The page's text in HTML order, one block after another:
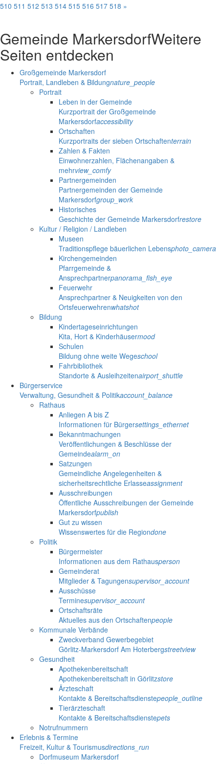
510 511 512 513 514 515 516 517 518 »
Gemeinde MarkersdorfWeitere
Seiten entdecken
Großgemeinde Markersdorf
Portrait, Landleben & Bildungnature_people
Portrait
Leben in der Gemeinde
Kurzportrait der Großgemeinde
Markersdorfaccessibility
Ortschaften
Kurzportraits der sieben Ortschaftenterrain
Zahlen & Fakten
Einwohnerzahlen, Flächenangaben &
mehrview_comfy
Partnergemeinden
Partnergemeinden der Gemeinde
Markersdorfgroup_work
Historisches
Geschichte der Gemeinde Markersdorfrestore
Kultur / Religion / Landleben
Museen
Traditionspflege bäuerlichen Lebensphoto_camera
Kirchengemeinden
Pfarrgemeinde &
Ansprechpartnerpanorama_fish_eye
Feuerwehr
Ansprechpartner & Neuigkeiten von den
Ortsfeuerwehrenwhatshot
Bildung
Kindertageseinrichtungen
Kita, Hort & Kinderhäusermood
Schulen
Bildung ohne weite Wegeschool
Fahrbibliothek
Standorte & Ausleihzeitenairport_shuttle
Bürgerservice
Verwaltung, Gesundheit & Politikaccount_balance
Rathaus
Anliegen A bis Z
Informationen für Bürgersettings_ethernet
Bekanntmachungen
Veröffentlichungen & Beschlüsse der
Gemeindealarm_on
Satzungen
Gemeindliche Angelegenheiten &
sicherheitsrechtliche Erlasseassignment
Ausschreibungen
Öffentliche Ausschreibungen der Gemeinde
Markersdorfpublish
Gut zu wissen
Wissenswertes für die Regiondone
Politik
Bürgermeister
Informationen aus dem Rathausperson
Gemeinderat
Mitglieder & Tagungensupervisor_account
Ausschüsse
Terminesupervisor_account
Ortschaftsräte
Aktuelles aus den Ortschaftenpeople
Kommunale Verbände
Zweckverband Gewerbegebiet
Görlitz-Markersdorf Am Hoterbergstreetview
Gesundheit
Apothekenbereitschaft
Apothekenbereitschaft in Görlitzstore
Ärzteschaft
Kontakte & Bereitschaftsdienstepeople_outline
Tierärzteschaft
Kontakte & Bereitschaftsdienstepets
Notrufnummern
Erlebnis & Termine
Freizeit, Kultur & Tourismusdirections_run
Dorfmuseum Markersdorf